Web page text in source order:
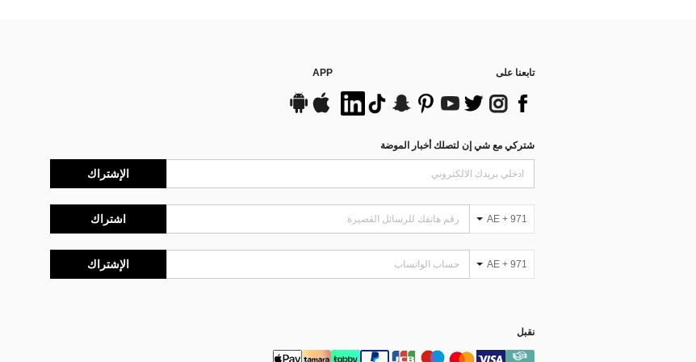
تابعنا على APP
شتركي مع شي إن لتصلك أخبار الموضة
الإشتراك
AE + 971 اشتراك
AE + 971 الإشتراك
نقبل